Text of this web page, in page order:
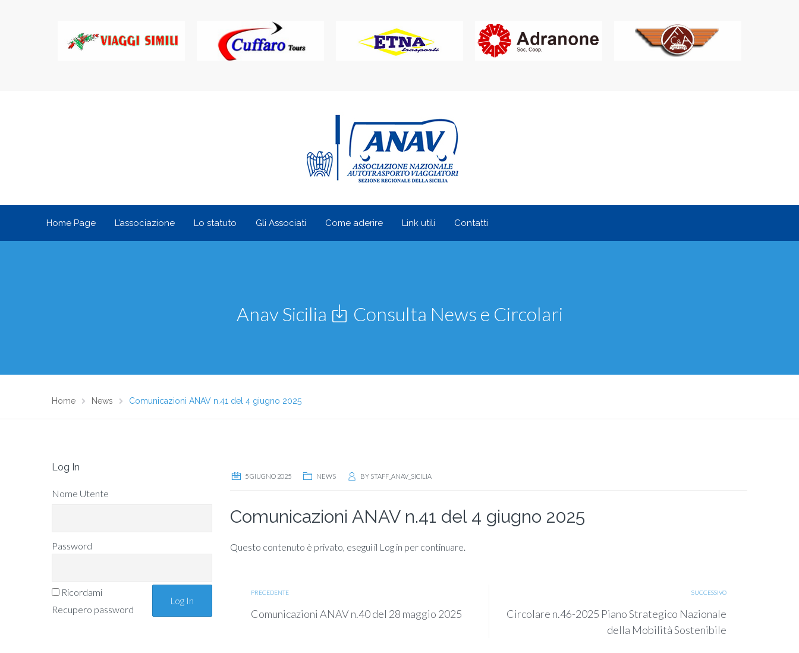
Home Page L’associazione Lo statuto Gli Associati Come aderire Link utili Contatti
Anav Sicilia Consulta News e Circolari
Home News Comunicazioni ANAV n.41 del 4 giugno 2025
Log In
Nome Utente
Password
Ricordami
Recupero password
5 GIUGNO 2025 NEWS BY STAFF_ANAV_SICILIA
Comunicazioni ANAV n.41 del 4 giugno 2025
Questo contenuto è privato, esegui il Log in per continuare.
PRECEDENTE
Comunicazioni ANAV n.40 del 28 maggio 2025
SUCCESSIVO
Circolare n.46-2025 Piano Strategico Nazionale
della Mobilità Sostenibile